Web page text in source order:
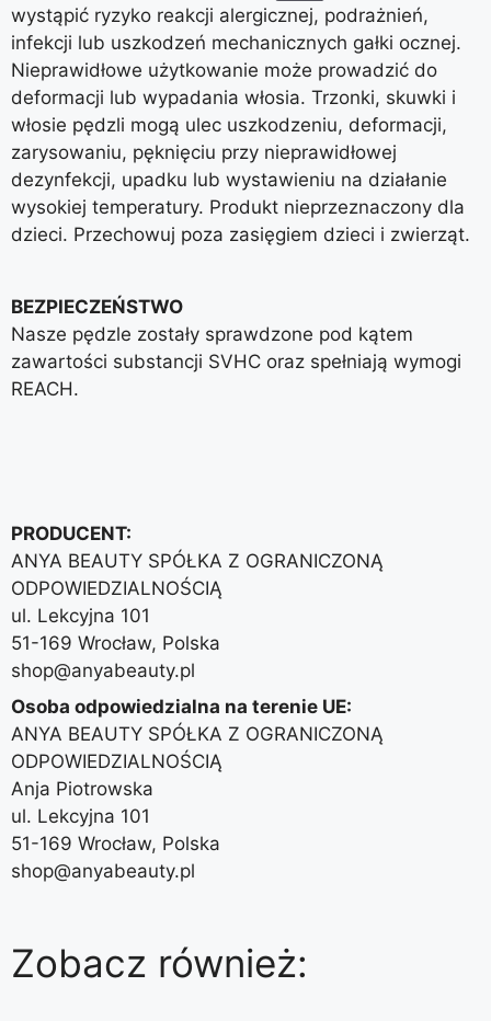
wystąpić ryzyko reakcji alergicznej, podrażnień,
infekcji lub uszkodzeń mechanicznych gałki ocznej.
Nieprawidłowe użytkowanie może prowadzić do
deformacji lub wypadania włosia. Trzonki, skuwki i
włosie pędzli mogą ulec uszkodzeniu, deformacji,
zarysowaniu, pęknięciu przy nieprawidłowej
dezynfekcji, upadku lub wystawieniu na działanie
wysokiej temperatury. Produkt nieprzeznaczony dla
dzieci. Przechowuj poza zasięgiem dzieci i zwierząt.
BEZPIECZEŃSTWO
Nasze pędzle zostały sprawdzone pod kątem
zawartości substancji SVHC oraz spełniają wymogi
REACH.
PRODUCENT:
ANYA BEAUTY SPÓŁKA Z OGRANICZONĄ
ODPOWIEDZIALNOŚCIĄ
ul. Lekcyjna 101
51-169 Wrocław, Polska
shop@anyabeauty.pl
Osoba odpowiedzialna na terenie UE:
ANYA BEAUTY SPÓŁKA Z OGRANICZONĄ
ODPOWIEDZIALNOŚCIĄ
Anja Piotrowska
ul. Lekcyjna 101
51-169 Wrocław, Polska
shop@anyabeauty.pl
Zobacz również: